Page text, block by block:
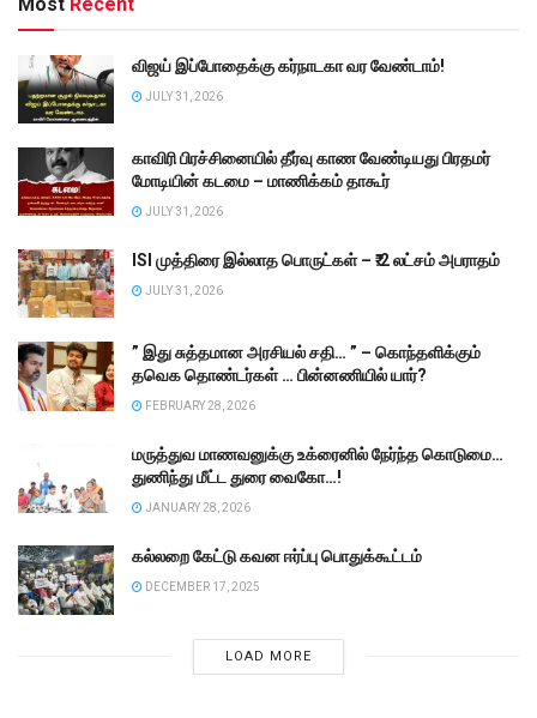
விஜய் இப்போதைக்கு கர்நாடகா வர வேண்டாம்!
JULY 31, 2026
காவிரி பிரச்சினையில் தீர்வு காண வேண்டியது பிரதமர்
மோடியின் கடமை – மாணிக்கம் தாகூர்
JULY 31, 2026
ISI முத்திரை இல்லாத பொருட்கள் – ₹.2 லட்சம் அபராதம்
JULY 31, 2026
” இது சுத்தமான அரசியல் சதி… ” – கொந்தளிக்கும்
தவெக தொண்டர்கள் … பின்னணியில் யார்?
FEBRUARY 28, 2026
மருத்துவ மாணவனுக்கு உக்ரைனில் நேர்ந்த கொடுமை…
துணிந்து மீட்ட துரை வைகோ…!
JANUARY 28, 2026
கல்லறை கேட்டு கவன ஈர்ப்பு பொதுக்கூட்டம்
DECEMBER 17, 2025
LOAD MORE